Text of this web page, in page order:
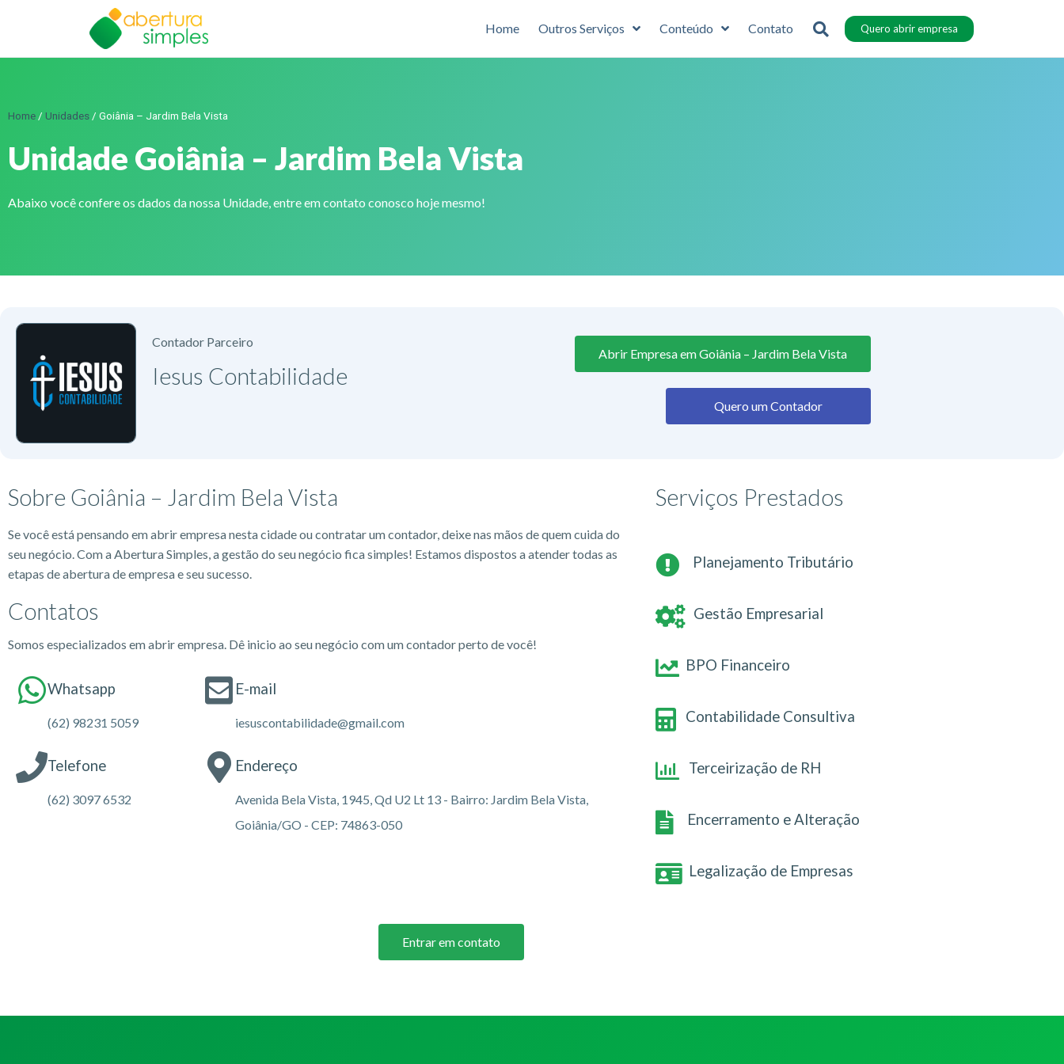
Home Outros Serviços Conteúdo Contato Quero abrir empresa
Home / Unidades / Goiânia – Jardim Bela Vista
Unidade Goiânia – Jardim Bela Vista
Abaixo você confere os dados da nossa Unidade, entre em contato conosco hoje mesmo!
Contador Parceiro
Iesus Contabilidade
Abrir Empresa em Goiânia – Jardim Bela Vista
Quero um Contador
Sobre Goiânia – Jardim Bela Vista
Se você está pensando em abrir empresa nesta cidade ou contratar um contador, deixe nas mãos de quem cuida do
seu negócio. Com a Abertura Simples, a gestão do seu negócio fica simples! Estamos dispostos a atender todas as
etapas de abertura de empresa e seu sucesso.
Contatos
Somos especializados em abrir empresa. Dê inicio ao seu negócio com um contador perto de você!
Whatsapp
(62) 98231 5059
Telefone
(62) 3097 6532
E-mail
iesuscontabilidade@gmail.com
Endereço
Avenida Bela Vista, 1945, Qd U2 Lt 13 - Bairro: Jardim Bela Vista,
Goiânia/GO - CEP: 74863-050
Serviços Prestados
Planejamento Tributário
Gestão Empresarial
BPO Financeiro
Contabilidade Consultiva
Terceirização de RH
Encerramento e Alteração
Legalização de Empresas
Entrar em contato